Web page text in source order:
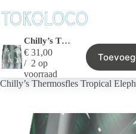
naar
de
inhoud
Chilly’s Thermosfles Tropical Elephant 500ml
€ 31,00
2 op
voorraad
Home / Geen categorie /
Chilly’s Thermosfles Tropical